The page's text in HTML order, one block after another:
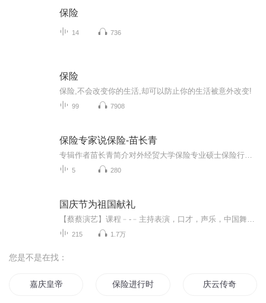
保险
14 736
保险
保险,不会改变你的生活,却可以防止你的生活被意外改变!
99 7908
保险专家说保险-苗长青
5 280
国庆节为祖国献礼
215 1.7万
您是不是在找：
嘉庆皇帝 保险进行时 庆云传奇